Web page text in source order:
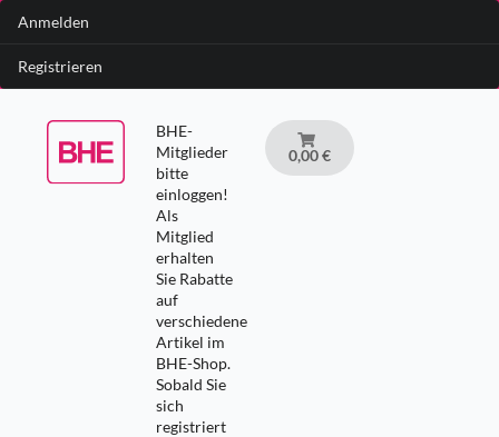
Anmelden
Registrieren
BHE-
Mitglieder
bitte
einloggen!
Als
Mitglied
erhalten
Sie Rabatte
auf
verschiedene
Artikel im
BHE-Shop.
Sobald Sie
sich
registriert
0,00 €